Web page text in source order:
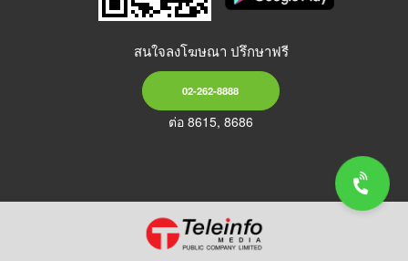
สนใจลงโฆษณา ปรึกษาฟรี
02-262-8888
ต่อ 8615, 8686